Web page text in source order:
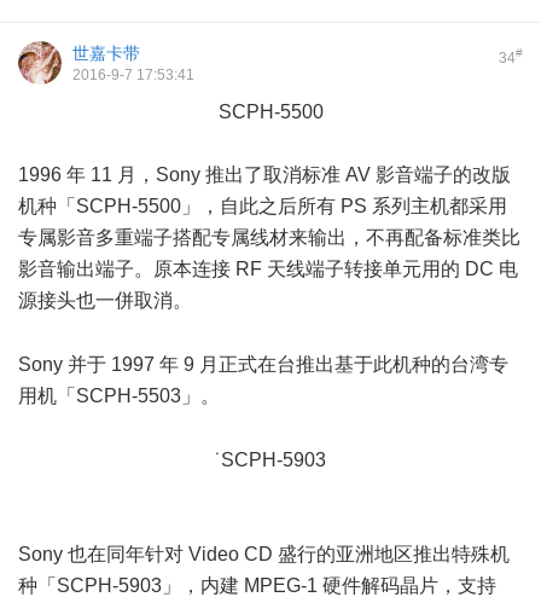
34#
世嘉卡带
2016-9-7 17:53:41
SCPH-5500
1996 年 11 月，Sony 推出了取消标准 AV 影音端子的改版
机种「SCPH-5500」，自此之后所有 PS 系列主机都采用
专属影音多重端子搭配专属线材来输出，不再配备标准类比
影音输出端子。原本连接 RF 天线端子转接单元用的 DC 电
源接头也一併取消。
Sony 并于 1997 年 9 月正式在台推出基于此机种的台湾专
用机「SCPH-5503」。
˙SCPH-5903
Sony 也在同年针对 Video CD 盛行的亚洲地区推出特殊机
种「SCPH-5903」，内建 MPEG-1 硬件解码晶片，支持